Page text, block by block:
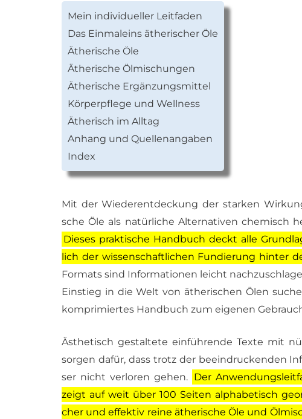
Mein in­di­vi­du­el­ler Leit­fa­den
Das Ein­mal­eins äthe­ri­scher Öle
Äthe­ri­sche Öle
Äthe­ri­sche Öl­mi­schun­gen
Äthe­ri­sche Er­gän­zungs­mit­tel
Kör­per­pfle­ge und Well­ness
Äthe­risch im All­tag
An­hang und Quel­len­an­ga­ben
In­dex
Mit der Wie­der­ent­de­ckung der star­ken
sche Öle als na­tür­li­che Al­ter­na­ti­ven che­misch
Die­ses prak­ti­sche Hand­buch deckt al­le
lich der wis­sen­schaft­li­chen Fun­die­rung hin­ter
For­mats sind In­for­ma­tio­nen leicht
Ein­stieg in die Welt von äthe­ri­schen Ölen
kom­pri­mier­tes Hand­buch zum ei­ge­nen
Äs­the­tisch ge­stal­te­te ein­füh­ren­de Tex­te mit
sor­gen da­für, dass trotz der be­ein­dru­cken­den
ser nicht ver­lo­ren ge­hen. Der
zeigt auf weit über 100 Sei­ten al­pha­be­tisch
cher und ef­fek­tiv rei­ne äthe­ri­sche Öle und